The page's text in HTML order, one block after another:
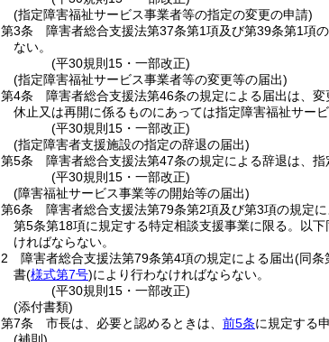
(指定障害福祉サービス事業者等の指定の変更の申請)
第3条
障害者総合支援法第37条第1項及び第39条第1項
ない。
(平30規則15・一部改正)
(指定障害福祉サービス事業者等の変更等の届出)
第4条
障害者総合支援法第46条の規定による届出は、
休止又は再開に係るものにあっては指定障害福祉サー
(平30規則15・一部改正)
(指定障害者支援施設の指定の辞退の届出)
第5条
障害者総合支援法第47条の規定による辞退は、
(平30規則15・一部改正)
(障害福祉サービス事業等の開始等の届出)
第6条
障害者総合支援法第79条第2項及び第3項の規定に
第5条第18項に規定する特定相談支援事業に限る。以下
ければならない。
2
障害者総合支援法第79条第4項の規定による届出(同条
書(様式第7号)により行わなければならない。
(平30規則15・一部改正)
(添付書類)
第7条
市長は、必要と認めるときは、 前5条に規定する